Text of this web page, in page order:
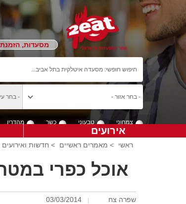
מסעדות,
צמחוני טבעוני כשר מהדרין
אירועים
ראשי > מאמרים ראשיים > חדשות ואירועים
אוכל כפרי
שפרה צח 03/03/2014